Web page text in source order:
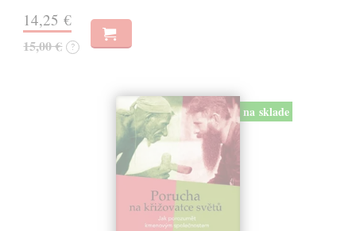
14,25 €
15,00 € ?
na sklade